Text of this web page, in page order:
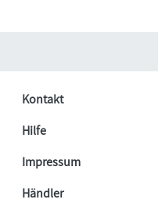
Kontakt
Hilfe
Impressum
Händler